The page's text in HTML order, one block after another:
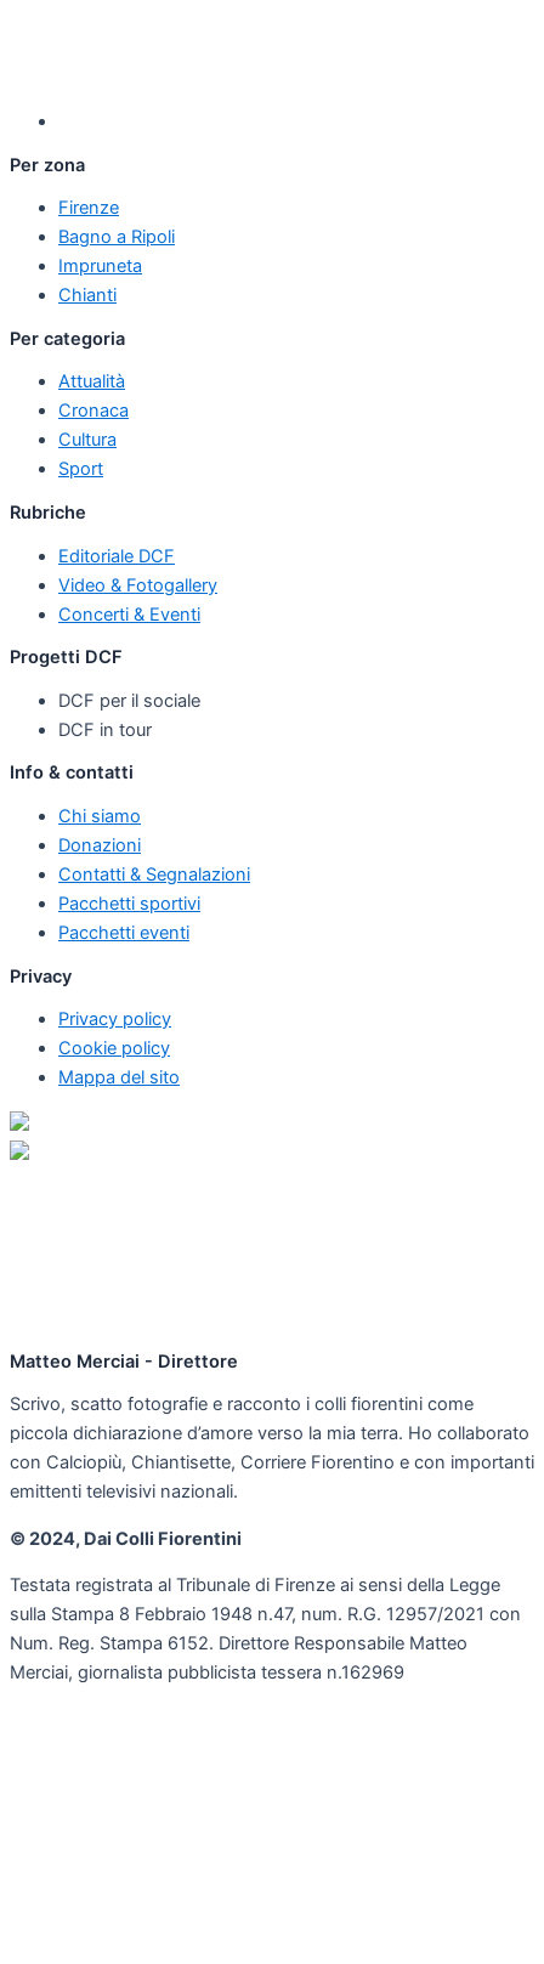
Per zona
Firenze
Bagno a Ripoli
Impruneta
Chianti
Per categoria
Attualità
Cronaca
Cultura
Sport
Rubriche
Editoriale DCF
Video & Fotogallery
Concerti & Eventi
Progetti DCF
DCF per il sociale
DCF in tour
Info & contatti
Chi siamo
Donazioni
Contatti & Segnalazioni
Pacchetti sportivi
Pacchetti eventi
Privacy
Privacy policy
Cookie policy
Mappa del sito
Matteo Merciai - Direttore
Scrivo, scatto fotografie e racconto i colli fiorentini come
piccola dichiarazione d’amore verso la mia terra. Ho collaborato
con Calciopiù, Chiantisette, Corriere Fiorentino e con importanti
emittenti televisivi nazionali.
© 2024, Dai Colli Fiorentini
Testata registrata al Tribunale di Firenze ai sensi della Legge
sulla Stampa 8 Febbraio 1948 n.47, num. R.G. 12957/2021 con
Num. Reg. Stampa 6152. Direttore Responsabile Matteo
Merciai, giornalista pubblicista tessera n.162969